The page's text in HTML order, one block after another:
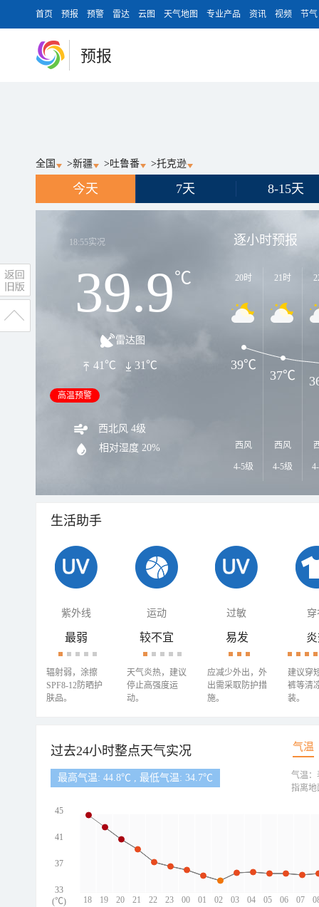
首页 预报 预警 雷达 云图 天气地图 专业产品 资讯 视频 节气
预报
全国 >新疆 >吐鲁番 >托克逊
今天 7天 8-15天
18:55实况
39.9℃
雷达图
41℃ 31℃
高温预警
西北风 4级
相对湿度 20%
逐小时预报
20时
西风
4-5级
21时
西风
4-5级
39℃
37℃
生活助手
紫外线 运动 过敏 穿
最弱
辐射弱，涂擦
SPF8-12防晒护
肤品。
较不宜
天气炎热，建议
停止高强度运
动。
易发
应减少外出，外
出需采取防护措
施。
建议穿
裤等清
装。
过去24小时整点天气实况 气温
最高气温: 44.8℃ , 最低气温: 34.7℃
18 19 20 21 22 23 00 01 02 03 04 05 06 07
45
41
37
33
(℃)
气温：
指离地